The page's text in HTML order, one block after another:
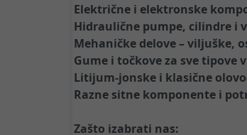
Električne i elektronske
Hidraulične pumpe, cilindre i
Mehaničke delove – viljuške,
Gume i točkove za sve
Litijum-jonske i klasične
Razne sitne komponente i
Zašto izabrati nas: